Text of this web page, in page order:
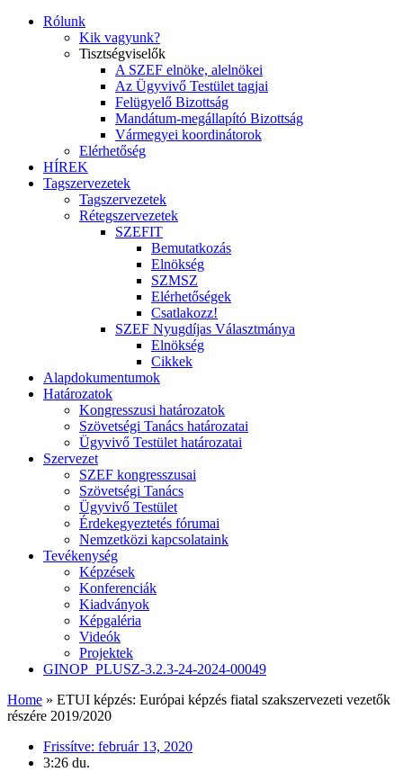
Rólunk
Kik vagyunk?
Tisztségviselők
A SZEF elnöke, alelnökei
Az Ügyvivő Testület tagjai
Felügyelő Bizottság
Mandátum-megállapító Bizottság
Vármegyei koordinátorok
Elérhetőség
HÍREK
Tagszervezetek
Tagszervezetek
Rétegszervezetek
SZEFIT
Bemutatkozás
Elnökség
SZMSZ
Elérhetőségek
Csatlakozz!
SZEF Nyugdíjas Választmánya
Elnökség
Cikkek
Alapdokumentumok
Határozatok
Kongresszusi határozatok
Szövetségi Tanács határozatai
Ügyvivő Testület határozatai
Szervezet
SZEF kongresszusai
Szövetségi Tanács
Ügyvivő Testület
Érdekegyeztetés fórumai
Nemzetközi kapcsolataink
Tevékenység
Képzések
Konferenciák
Kiadványok
Képgaléria
Videók
Projektek
GINOP_PLUSZ-3.2.3-24-2024-00049
Home » ETUI képzés: Európai képzés fiatal szakszervezeti vezetők
részére 2019/2020
Frissítve: február 13, 2020
3:26 du.